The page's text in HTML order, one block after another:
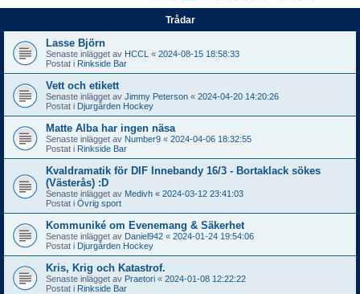
Trådar
Lasse Björn
Senaste inlägget av HCCL « 2024-08-15 18:58:33
Postat i Rinkside Bar
Vett och etikett
Senaste inlägget av Jimmy Peterson « 2024-04-20 14:20:26
Postat i Djurgården Hockey
Matte Alba har ingen näsa
Senaste inlägget av Number9 « 2024-04-06 18:32:55
Postat i Rinkside Bar
Kvaldramatik för DIF Innebandy 16/3 - Bortaklack sökes
(Västerås) :D
Senaste inlägget av Medivh « 2024-03-12 23:41:03
Postat i Övrig sport
Kommuniké om Evenemang & Säkerhet
Senaste inlägget av Daniel942 « 2024-01-24 19:54:06
Postat i Djurgården Hockey
Kris, Krig och Katastrof.
Senaste inlägget av Praetori « 2024-01-08 12:22:22
Postat i Rinkside Bar